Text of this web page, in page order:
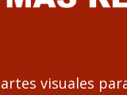
visuales